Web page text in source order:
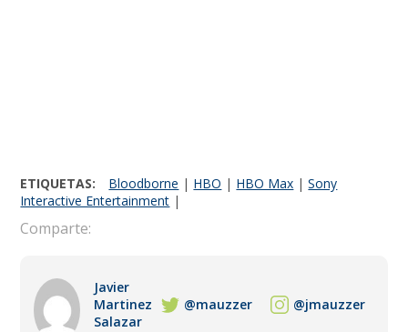
ETIQUETAS: Bloodborne | HBO | HBO Max |Sony
Interactive Entertainment |
Comparte:
Javier
Martinez
Salazar
@mauzzer @jmauzzer